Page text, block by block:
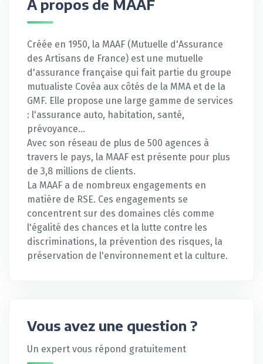
A propos de MAAF
Créée en 1950, la MAAF (Mutuelle d'Assurance
des Artisans de France) est une mutuelle
d'assurance française qui fait partie du groupe
mutualiste Covéa aux côtés de la MMA et de la
GMF. Elle propose une large gamme de services
: l'assurance auto, habitation, santé,
prévoyance...
Avec son réseau de plus de 500 agences à
travers le pays, la MAAF est présente pour plus
de 3,8 millions de clients.
La MAAF a de nombreux engagements en
matière de RSE. Ces engagements se
concentrent sur des domaines clés comme
l'égalité des chances et la lutte contre les
discriminations, la prévention des risques, la
préservation de l'environnement et la culture.
Vous avez une question ?
Un expert vous répond gratuitement